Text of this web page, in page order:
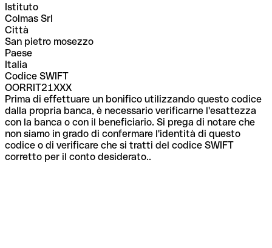
Istituto
Colmas Srl
Città
San pietro mosezzo
Paese
Italia
Codice SWIFT
OORRIT21XXX
Prima di effettuare un bonifico utilizzando questo codice
dalla propria banca, è necessario verificarne l'esattezza
con la banca o con il beneficiario. Si prega di notare che
non siamo in grado di confermare l'identità di questo
codice o di verificare che si tratti del codice SWIFT
corretto per il conto desiderato..